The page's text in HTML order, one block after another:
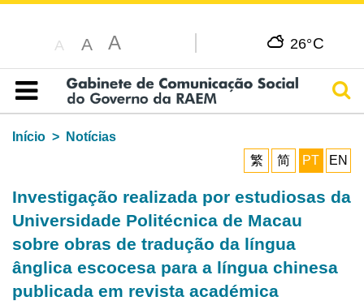
A A A 26°C
Índice
Início
Notícias
繁
简 PT EN
Investigação realizada por estudiosas da
Universidade Politécnica de Macau
sobre obras de tradução da língua
ânglica escocesa para a língua chinesa
publicada em revista académica